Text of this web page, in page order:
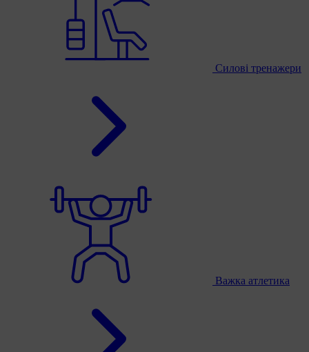
Силові тренажери
Важка атлетика